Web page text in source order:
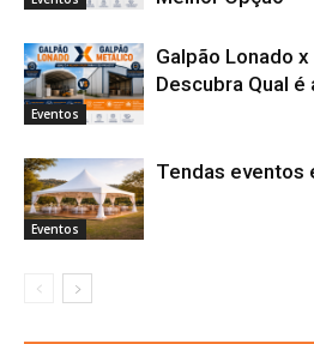
Eventos
Galpão Lonado
Descubra Qual é
Eventos
Tendas eventos